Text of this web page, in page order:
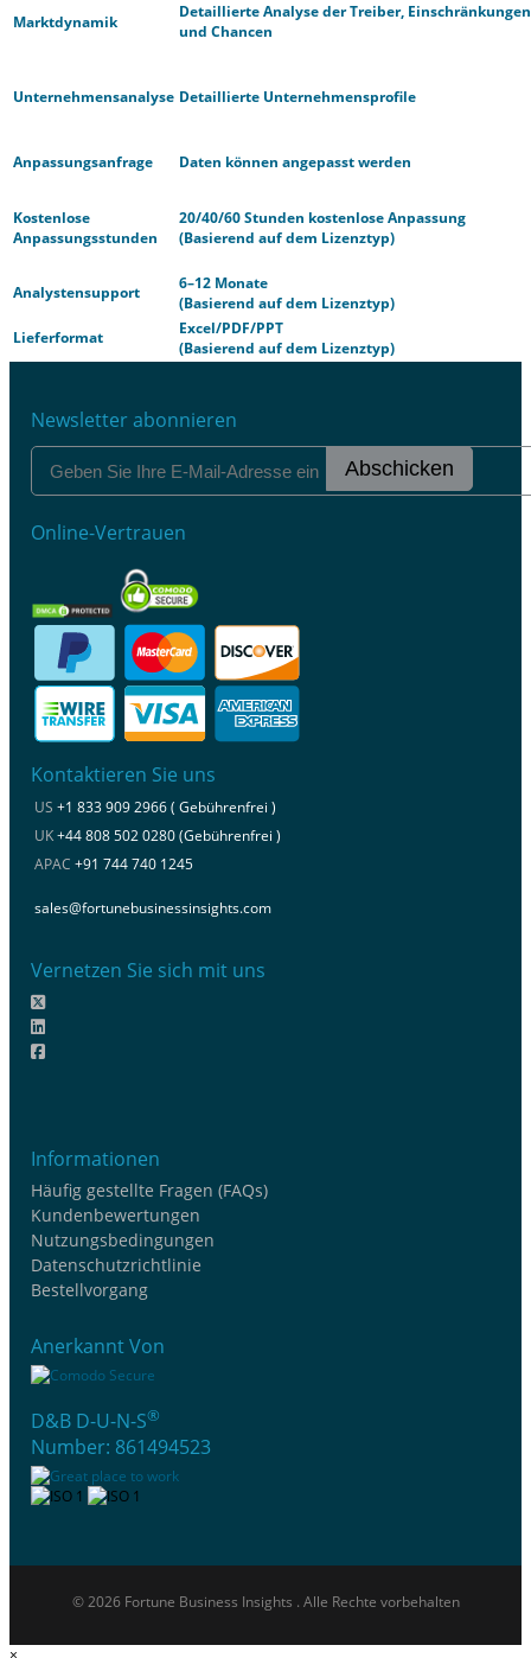
Marktdynamik
Detaillierte Analyse der Treiber, Einschränkungen
und Chancen
Unternehmensanalyse Detaillierte Unternehmensprofile
Anpassungsanfrage Daten können angepasst werden
Kostenlose
Anpassungsstunden
20/40/60 Stunden kostenlose Anpassung
(Basierend auf dem Lizenztyp)
Analystensupport
6–12 Monate
(Basierend auf dem Lizenztyp)
Lieferformat
Excel/PDF/PPT
(Basierend auf dem Lizenztyp)
Newsletter abonnieren
Abschicken
Online-Vertrauen
Kontaktieren Sie uns
US +1 833 909 2966 ( Gebührenfrei )
UK+44 808 502 0280 (Gebührenfrei )
APAC +91 744 740 1245
sales@fortunebusinessinsights.com
Vernetzen Sie sich mit uns
Informationen
Häufig gestellte Fragen (FAQs)
Kundenbewertungen
Nutzungsbedingungen
Datenschutzrichtlinie
Bestellvorgang
Anerkannt Von
D&B D-U-N-S®
Number: 861494523
© 2026 Fortune Business Insights . Alle Rechte vorbehalten